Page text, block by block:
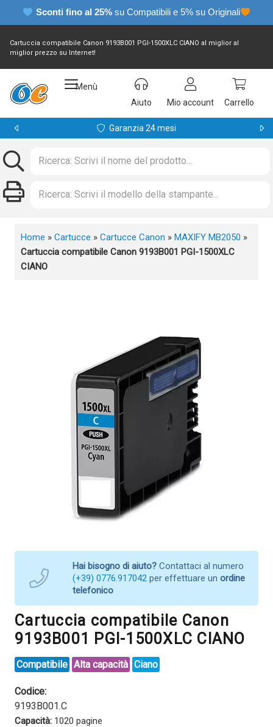
Sconti fino al 25% su Compatibili e 5% su Originali
Cartuccia compatibile Canon 9193B001 PGI-1500XLC CIANO al miglior al
miglior prezzo su Internet!
Menù
Aiuto
Mio account Carrello
Garanzia 24 mesi
Home » Cartucce » Cartucce Canon » MAXIFY MB2050 »
Cartuccia compatibile Canon 9193B001 PGI-1500XLC
CIANO
Hai bisogno di aiuto? Contattaci al numero
(+39) 0776.917042 per effettuare un ordine
telefonico
Cartuccia compatibile Canon
9193B001 PGI-1500XLC CIANO
Compatibile Alta capacità Ciano
Codice:
9193B001.C
Capacità: 1020 pagine